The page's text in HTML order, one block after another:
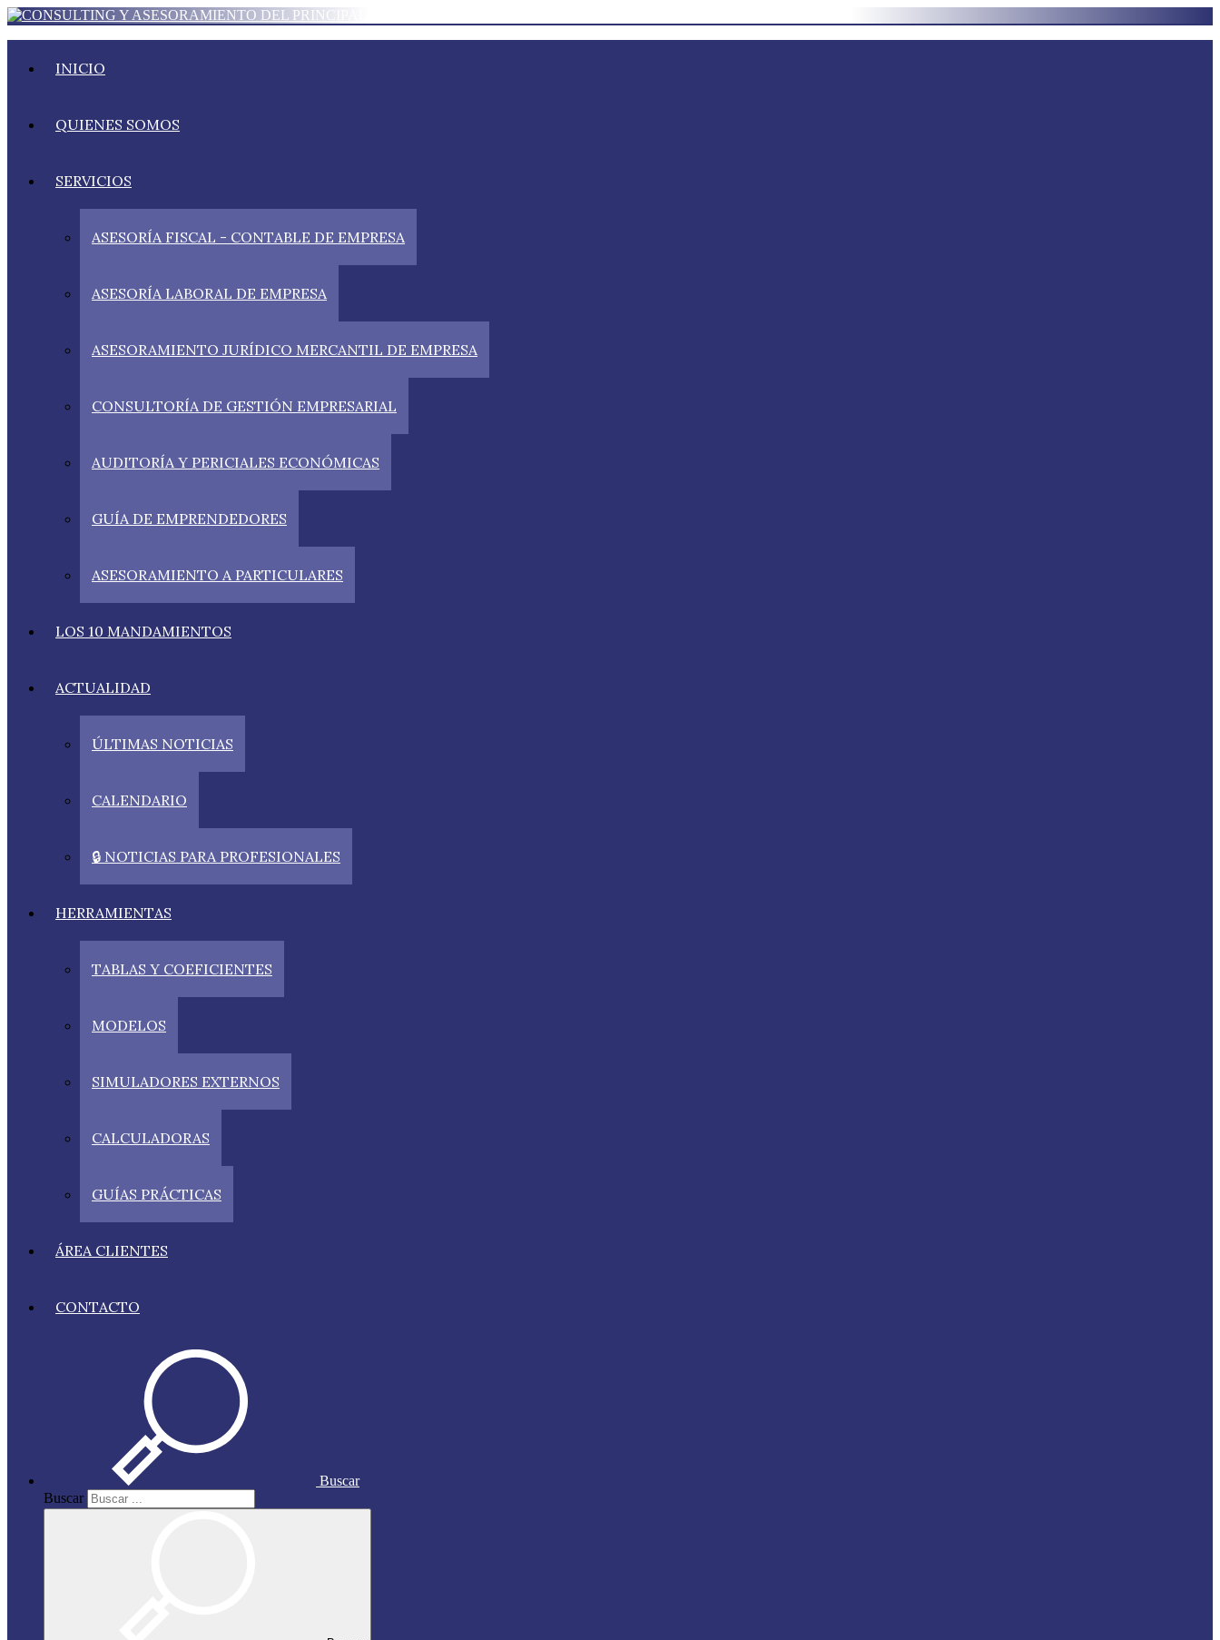
INICIO
QUIENES SOMOS
SERVICIOS
ASESORÍA FISCAL - CONTABLE DE EMPRESA
ASESORÍA LABORAL DE EMPRESA
ASESORAMIENTO JURÍDICO MERCANTIL DE EMPRESA
CONSULTORÍA DE GESTIÓN EMPRESARIAL
AUDITORÍA Y PERICIALES ECONÓMICAS
GUÍA DE EMPRENDEDORES
ASESORAMIENTO A PARTICULARES
LOS 10 MANDAMIENTOS
ACTUALIDAD
ÚLTIMAS NOTICIAS
CALENDARIO
🔒 NOTICIAS PARA PROFESIONALES
HERRAMIENTAS
TABLAS Y COEFICIENTES
MODELOS
SIMULADORES EXTERNOS
CALCULADORAS
GUÍAS PRÁCTICAS
ÁREA CLIENTES
CONTACTO
Buscar
Buscar